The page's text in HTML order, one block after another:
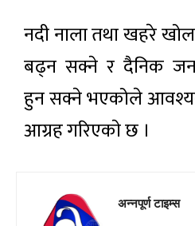
नदी नाला तथा खहरे
बढ्न सक्ने र दैनिक
हुन सक्ने भएकोले
आग्रह गरिएकाे छ ।
अन्नपूर्ण टाइम्स